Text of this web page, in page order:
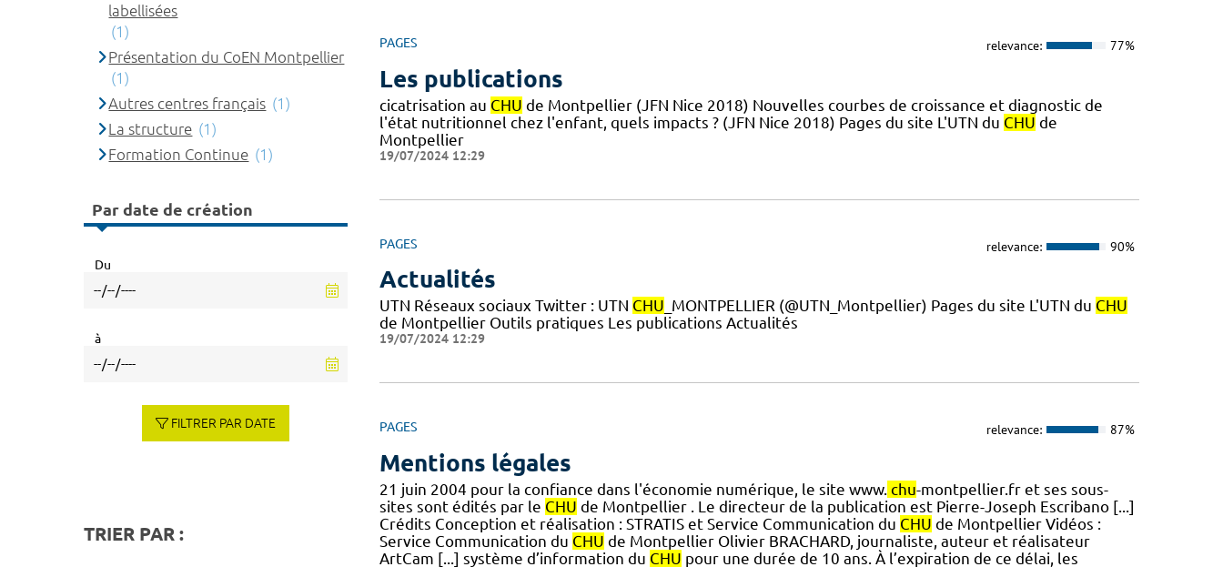
PAGES relevance: 77%
Les publications
cicatrisation au CHU de Montpellier (JFN Nice 2018) Nouvelles courbes de croissance et diagnostic de
l'état nutritionnel chez l'enfant, quels impacts ? (JFN Nice 2018) Pages du site L'UTN du CHU de
Montpellier
19/07/2024 12:29
PAGES relevance: 90%
Actualités
UTN Réseaux sociaux Twitter : UTN CHU _MONTPELLIER (@UTN_Montpellier) Pages du site L'UTN du CHU
de Montpellier Outils pratiques Les publications Actualités
19/07/2024 12:29
PAGES relevance: 87%
Mentions légales
21 juin 2004 pour la confiance dans l'économie numérique, le site www. chu-montpellier.fr et ses sous-
sites sont édités par le CHU de Montpellier . Le directeur de la publication est Pierre-Joseph Escribano [...]
Crédits Conception et réalisation : STRATIS et Service Communication du CHU de Montpellier Vidéos :
Service Communication du CHU de Montpellier Olivier BRACHARD, journaliste, auteur et réalisateur
ArtCam [...] système d’information du CHU pour une durée de 10 ans. À l’expiration de ce délai, les
labellisées
(1)
Présentation du CoEN Montpellier
(1)
Autres centres français (1)
La structure (1)
Formation Continue (1)
Par date de création
Du
à
FILTRER PAR DATE
TRIER PAR :